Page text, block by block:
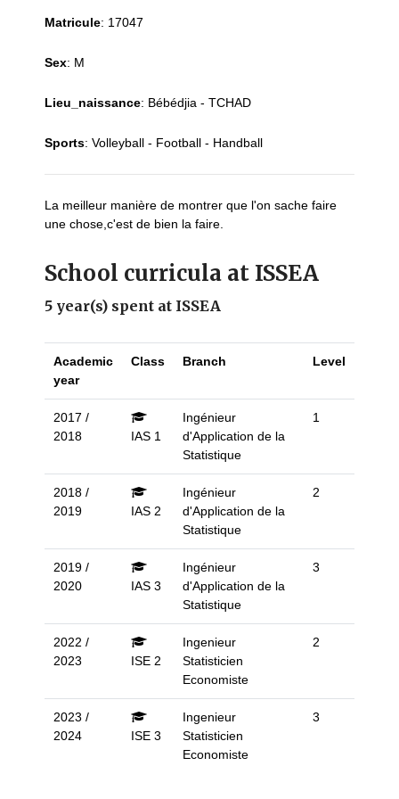
Matricule: 17047
Sex: M
Lieu_naissance: Bébédjia - TCHAD
Sports: Volleyball - Football - Handball
La meilleur manière de montrer que l'on sache faire
une chose,c'est de bien la faire.
School curricula at ISSEA
5 year(s) spent at ISSEA
Academic
year
Class Branch Level
2017 /
2018
IAS 1
Ingénieur
d'Application de la
Statistique
1
2018 /
2019
IAS 2
Ingénieur
d'Application de la
Statistique
2
2019 /
2020
IAS 3
Ingénieur
d'Application de la
Statistique
3
2022 /
2023
ISE 2
Ingenieur
Statisticien
Economiste
2
2023 /
2024
ISE 3
Ingenieur
Statisticien
Economiste
3